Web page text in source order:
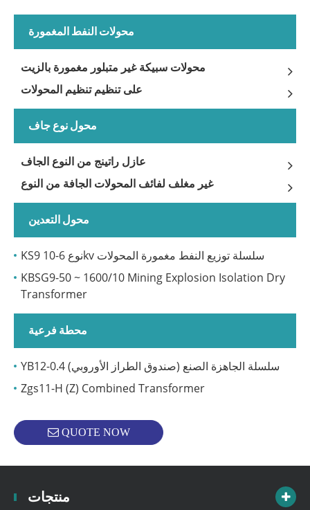
محولات النفط المغمورة
محولات سبيكة غير متبلور مغمورة بالزيت
على تنظيم تنظيم المحولات
محول نوع جاف
عازل راتينج من النوع الجاف
غير مغلف لفائف المحولات الجافة من النوع
محول التعدين
KS9 نوع 6-10kv سلسلة توزيع النفط مغمورة المحولات
KBSG9-50 ~ 1600/10 Mining Explosion Isolation Dry
Transformer
محطة فرعية
YB12-0.4 سلسلة الجاهزة الصنع (صندوق الطراز الأوروبي)
Zgs11-H (Z) Combined Transformer
QUOTE NOW
منتجات